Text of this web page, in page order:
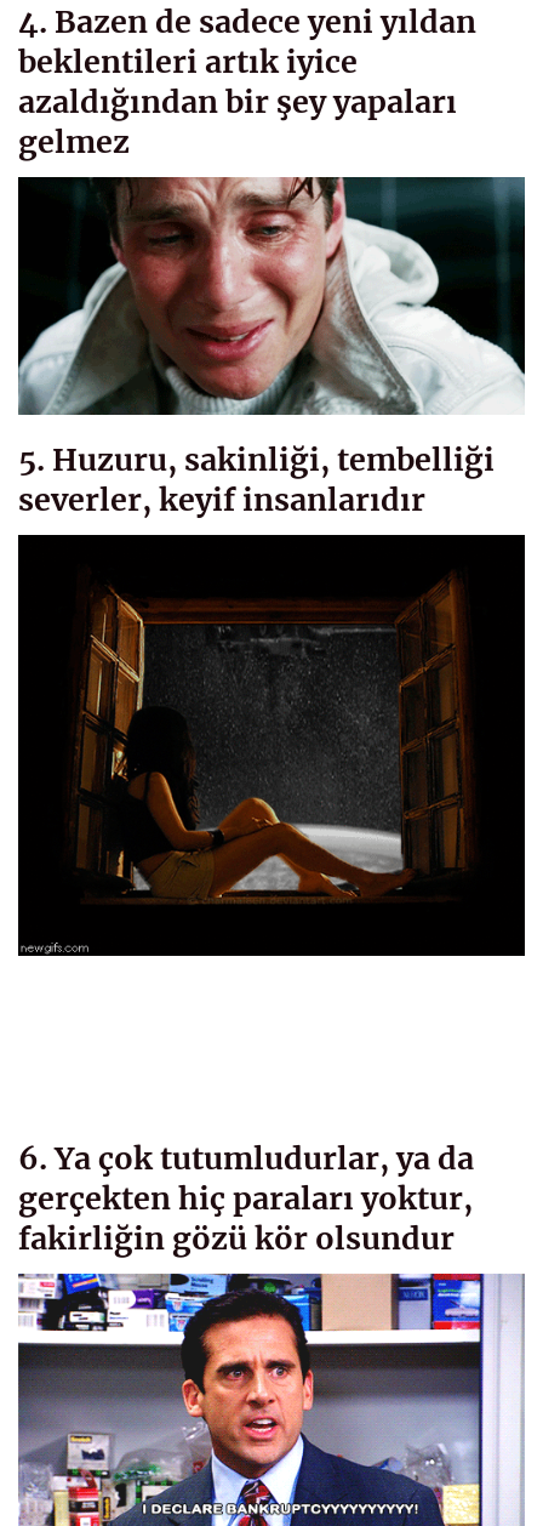
4. Bazen de sadece yeni yıldan
beklentileri artık iyice
azaldığından bir şey yapaları
gelmez
5. Huzuru, sakinliği, tembelliği
severler, keyif insanlarıdır
6. Ya çok tutumludurlar, ya da
gerçekten hiç paraları yoktur,
fakirliğin gözü kör olsundur